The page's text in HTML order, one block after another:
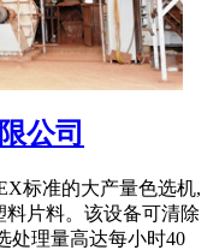
公司
标准的大产量色选机,
片料。该设备可清除
处理量高达每小时40